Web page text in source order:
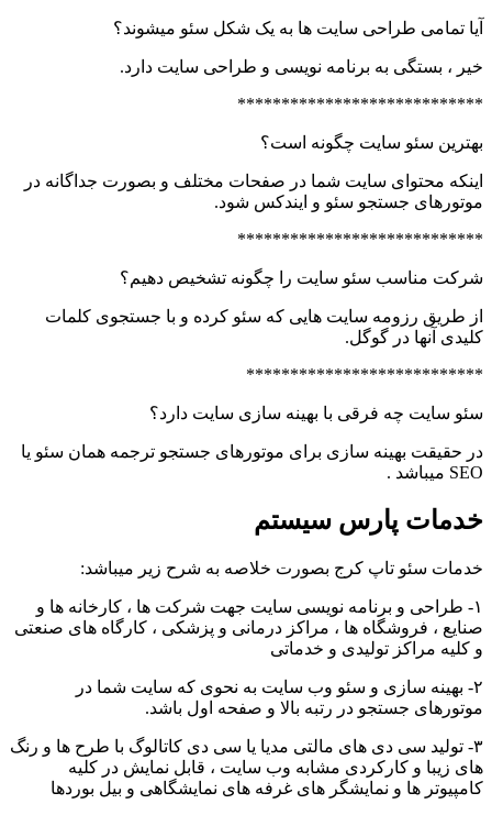
آیا تمامی طراحی سایت ها به یک شکل سئو میشوند؟
خیر ، بستگی به برنامه نویسی و طراحی سایت دارد.
****************************
بهترین سئو سایت چگونه است؟
اینکه محتوای سایت شما در صفحات مختلف و بصورت جداگانه در
موتورهای جستجو سئو و ایندکس شود.
****************************
شرکت مناسب سئو سایت را چگونه تشخیص دهیم؟
از طریق رزومه سایت هایی که سئو کرده و با جستجوی کلمات
کلیدی آنها در گوگل.
***************************
سئو سایت چه فرقی با بهینه سازی سایت دارد؟
در حقیقت بهینه سازی برای موتورهای جستجو ترجمه همان سئو یا
SEO میباشد .
خدمات پارس سیستم
خدمات سئو تاپ کرج بصورت خلاصه به شرح زیر میباشد:
۱- طراحی و برنامه نویسی سایت جهت شرکت ها ، کارخانه ها و
صنایع ، فروشگاه ها ، مراکز درمانی و پزشکی ، کارگاه های صنعتی
و کلیه مراکز تولیدی و خدماتی
۲- بهینه سازی و سئو وب سایت به نحوی که سایت شما در
موتورهای جستجو در رتبه بالا و صفحه اول باشد.
۳- تولید سی دی های مالتی مدیا یا سی دی کاتالوگ با طرح ها و رنگ
های زیبا و کارکردی مشابه وب سایت ، قابل نمایش در کلیه
کامپیوتر ها و نمایشگر های غرفه های نمایشگاهی و بیل بوردها